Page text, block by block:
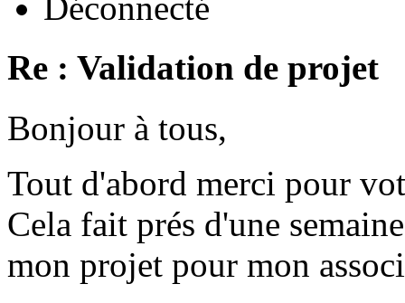
Re : Validation de projet
Bonjour à tous,
Tout d'abord merci pour
Cela fait prés d'une
mon projet pour mon